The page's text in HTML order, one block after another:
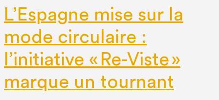
L’Espagne mise sur la
mode circulaire :
l’initiative « Re-Viste »
marque un tournant